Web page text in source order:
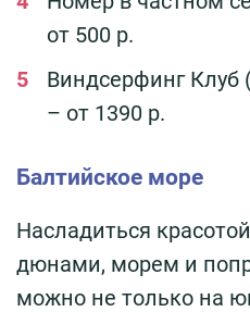
от 500 р.
Виндсерфинг Клуб
– от 1390 р.
Балтийское море
Насладиться
дюнами, морем и
можно не только на